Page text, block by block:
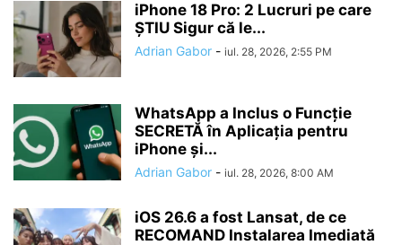
iPhone 18 Pro: 2 Lucruri pe care
ȘTIU Sigur că le...
Adrian Gabor - iul. 28, 2026, 2:55 PM
WhatsApp a Inclus o Funcție
SECRETĂ în Aplicația pentru
iPhone și...
Adrian Gabor - iul. 28, 2026, 8:00 AM
iOS 26.6 a fost Lansat, de ce
RECOMAND Instalarea Imediată